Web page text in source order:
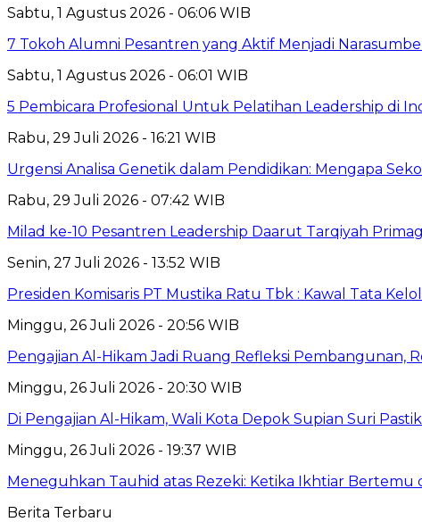
Sabtu, 1 Agustus 2026 - 06:06 WIB
7 Tokoh Alumni Pesantren yang Aktif Menjadi
Sabtu, 1 Agustus 2026 - 06:01 WIB
5 Pembicara Profesional Untuk Pelatihan Leadership di
Rabu, 29 Juli 2026 - 16:21 WIB
Urgensi Analisa Genetik dalam Pendidikan: Mengapa
Rabu, 29 Juli 2026 - 07:42 WIB
Milad ke-10 Pesantren Leadership Daarut Tarqiyah
Senin, 27 Juli 2026 - 13:52 WIB
Presiden Komisaris PT Mustika Ratu Tbk : Kawal Tata
Minggu, 26 Juli 2026 - 20:56 WIB
Pengajian Al-Hikam Jadi Ruang Refleksi Pembangunan,
Minggu, 26 Juli 2026 - 20:30 WIB
Di Pengajian Al-Hikam, Wali Kota Depok Supian Suri
Minggu, 26 Juli 2026 - 19:37 WIB
Meneguhkan Tauhid atas Rezeki: Ketika Ikhtiar Bertemu
Berita Terbaru